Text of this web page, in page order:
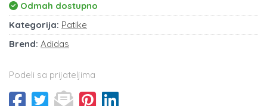
Odmah dostupno
Kategorija: Patike
Brend: Adidas
Podeli sa prijateljima